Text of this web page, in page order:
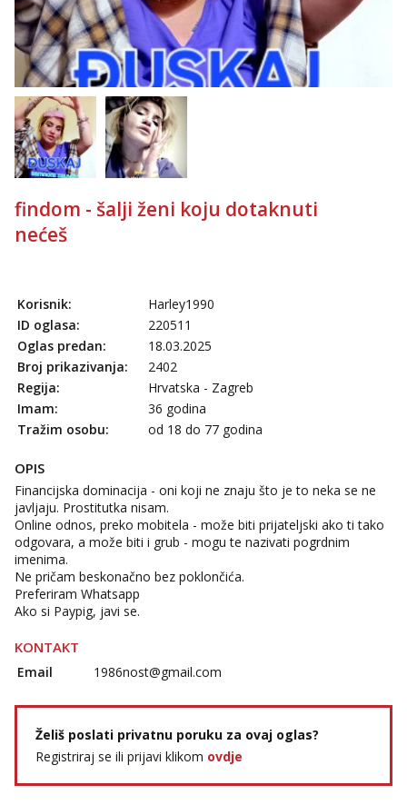
tel:0,93€ - mob:1,12€ min
Anđela
Čekam tvoj poziv!
Tel:064/677-677- Kod: #142
tel:0,93€ - mob:1,12€ min
findom - šalji ženi koju dotaknuti
nećeš
Korisnik:
Harley1990
ID oglasa:
220511
Oglas predan:
18.03.2025
Broj prikazivanja:
2402
Regija:
Hrvatska - Zagreb
Imam:
36 godina
Tražim osobu:
od 18 do 77 godina
OPIS
Financijska dominacija - oni koji ne znaju što je to neka se ne
javljaju. Prostitutka nisam.
Online odnos, preko mobitela - može biti prijateljski ako ti tako
odgovara, a može biti i grub - mogu te nazivati pogrdnim
imenima.
Ne pričam beskonačno bez poklončića.
Preferiram Whatsapp
Ako si Paypig, javi se.
KONTAKT
Email 1986nost@gmail.com
Želiš poslati privatnu poruku za ovaj oglas?
Registriraj se ili prijavi klikom ovdje